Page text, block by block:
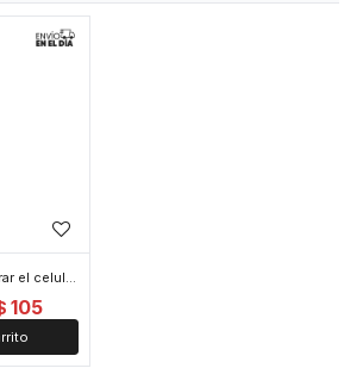
Accesorio para agarrar el celular - Rosado
105